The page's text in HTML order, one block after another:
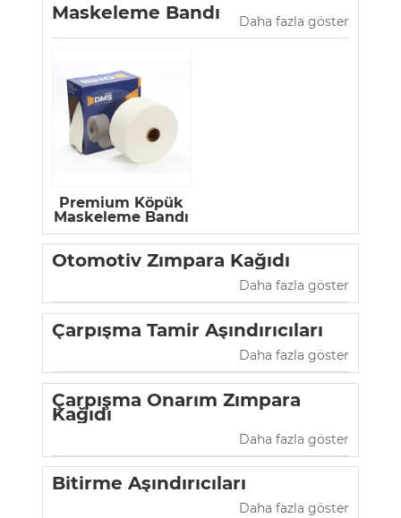
Maskeleme Bandı Daha fazla göster
Premium Köpük
Maskeleme Bandı
Otomotiv Zımpara Kağıdı
Daha fazla göster
Çarpışma Tamir Aşındırıcıları
Daha fazla göster
Çarpışma Onarım Zımpara
Kağıdı
Daha fazla göster
Bitirme Aşındırıcıları
Daha fazla göster